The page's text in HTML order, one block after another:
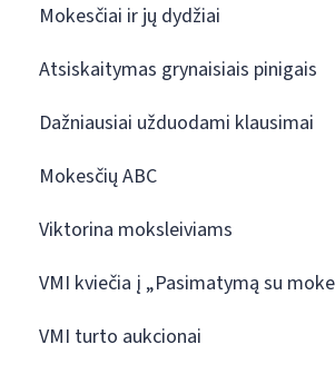
Mokesčiai ir jų dydžiai
Atsiskaitymas grynaisiais pinigais
Dažniausiai užduodami klausimai
Mokesčių ABC
Viktorina moksleiviams
VMI kviečia į „Pasimatymą su
VMI turto aukcionai